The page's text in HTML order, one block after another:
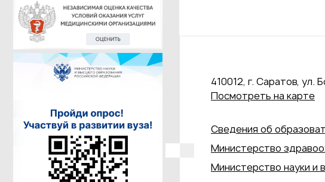
410012, г. Саратов, ул.
Посмотреть на карте
Сведения об
Министерство
Министерство науки и